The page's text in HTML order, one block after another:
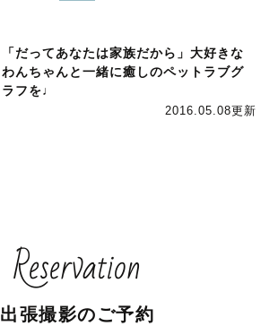
「だってあなたは家族だから」大好きな
わんちゃんと一緒に癒しのペットラブグ
ラフを♩
2016.05.08更新
Reservation
出張撮影のご予約